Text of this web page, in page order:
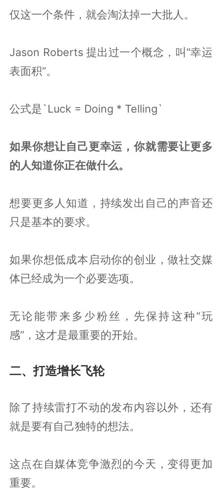
仅这一个条件，就会淘汰掉一大批人。
Jason Roberts 提出过一个概念，叫“幸运
表面积”。
公式是`Luck = Doing * Telling`
如果你想让自己更幸运，你就需要让更多
的人知道你正在做什么。
想要更多人知道，持续发出自己的声音还
只是基本的要求。
如果你想低成本启动你的创业，做社交媒
体已经成为一个必要选项。
无论能带来多少粉丝，先保持这种“玩
感”，这才是最重要的开始。
二、打造增长飞轮
除了持续雷打不动的发布内容以外，还有
就是要有自己独特的想法。
这点在自媒体竞争激烈的今天，变得更加
重要。